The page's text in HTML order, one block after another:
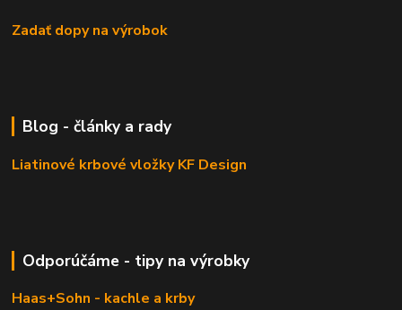
Zadať dopy na výrobok
Blog - články a rady
Liatinové krbové vložky KF Design
Odporúčáme - tipy na výrobky
Haas+Sohn - kachle a krby